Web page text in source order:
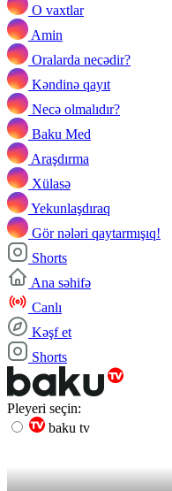
O vaxtlar
Amin
Oralarda necədir?
Kəndinə qayıt
Necə olmalıdır?
Baku Med
Araşdırma
Xülasə
Yekunlaşdıraq
Gör nələri qaytarmışıq!
Shorts
Ana səhifə
Canlı
Kəşf et
Shorts
Pleyeri seçin:
baku tv